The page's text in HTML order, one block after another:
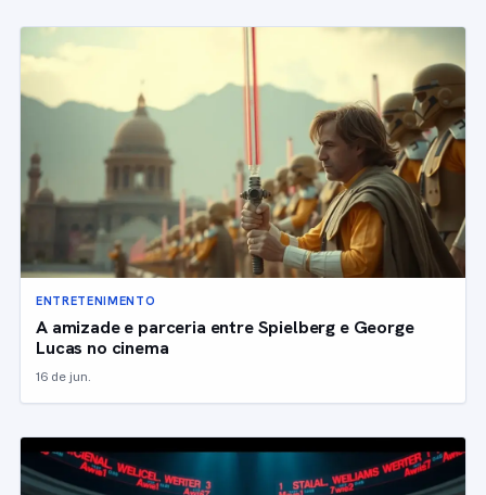
ENTRETENIMENTO
A amizade e parceria entre Spielberg e George
Lucas no cinema
16 de jun.